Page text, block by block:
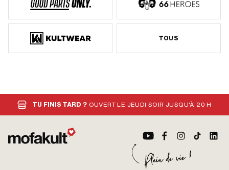
TOUS
TU FINIS TARD ? OUVERT LE JEUDI SOIR JUSQU'À 20 H